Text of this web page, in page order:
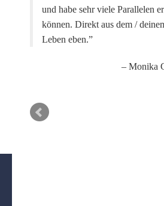
und habe sehr viele Parallelen
können. Direkt aus dem /
Leben eben.
Monika